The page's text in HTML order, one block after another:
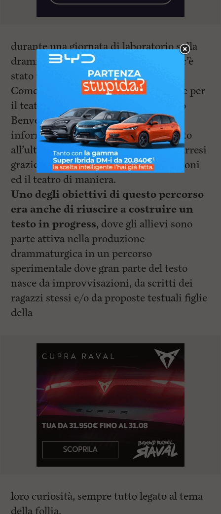
durante una giornata di laboratorio sulla
drammaturgia al termine della quale c’è
stato un incontro con Francesca
Comencini. altro incontro importante per
il teatro comico quello con Alessandro
Benvenuti. Infine sempre in maniera
informale alcuni allievi hanno assistito
all’ultima produzione di Emanuele Barresi
grazie al quale hanno incontrato Goldoni
ed il teatro di maniera.
Uno degli obiettivi di questo percorso
era anche di riuscire a costruire un
testo in progress, dove gli allievi sono
parte attiva nella produzione
drammaturgica in un percorso
sperimentale dove gran parte del testo
nasce da improvvisazioni, da scritti dei
ragazzi stessi e/o da proposte testuali figlie
della
loro curiosità, sempre tutto legato al tema